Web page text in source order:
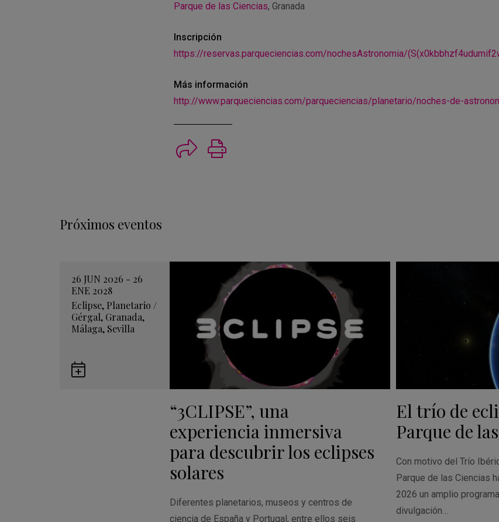
Parque de las Ciencias, Granada
Inscripción
https://reservas.parqueciencias.com/nochesAstronomia/
Más información
http://www.parqueciencias.com/parqueciencias/planetario/noches-de-
Próximos eventos
26 JUN 2026 - 26
ENE 2028
Eclipse, Planetario /
Gérgal, Granada,
Málaga, Sevilla
“3CLIPSE”, una
experiencia inmersiva
para descubrir los eclipses
solares
Diferentes planetarios, museos y centros de
ciencia de España y Portugal, entre ellos seis
El trío de
Parque de
Con motivo del Trío
Parque de las Ciencias
2026 un amplio
divulgación…